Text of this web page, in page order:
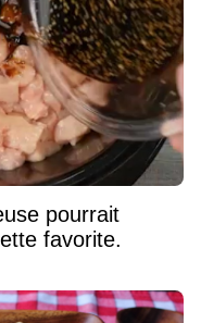
pourrait
favorite.